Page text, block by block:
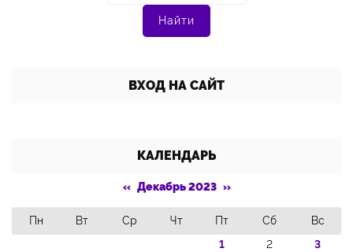
ВХОД НА САЙТ
КАЛЕНДАРЬ
« Декабрь 2023 »
Пн Вт Ср Чт Пт Сб
Вс
1
2
3